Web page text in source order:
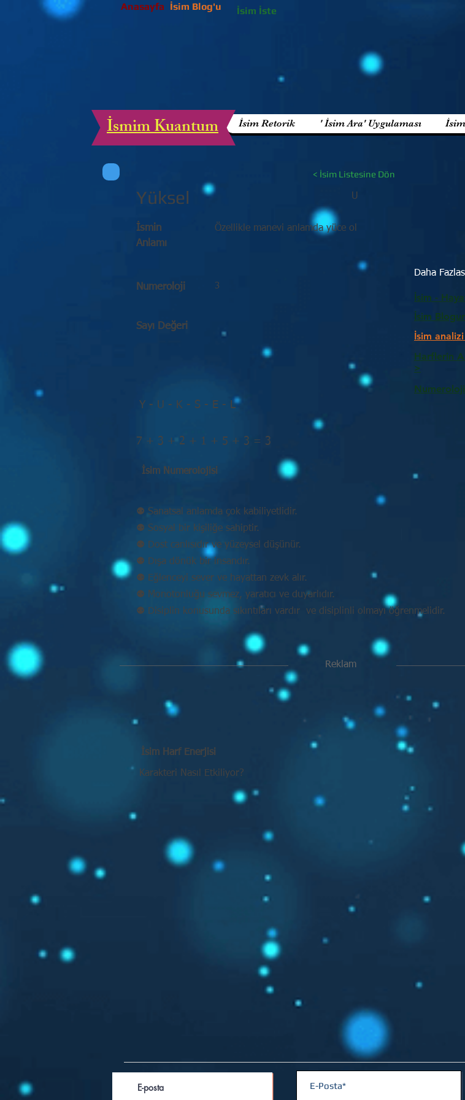
Anasayfa İsim Blog'u İsim İste
İsim Retorik ' İsim Ara' Uygulaması
İsmim Kuantum
< İsim Listesine Dön
Yüksel U
İsmin
Anlamı
Özellikle manevi anlamda yüce ol
Numeroloji 3
Sayı Değeri
Y - U - K - S - E - L
Daha
İsim -
İsim
İsim
>
7 + 3 + 2 + 1 + 5 + 3 = 3
İsim Numerolojisi
⚉ Sanatsal anlamda çok kabiliyetlidir.
⚉ Sosyal bir kişiliğe sahiptir.
⚉ Dost canlısıdır ve yüzeysel düşünür.
⚉ Dışa dönük bir insandır.
⚉ Eğlenceyi sever ve hayattan zevk alır.
⚉ Monotonluğu sevmez, yaratıcı ve duyarlıdır.
⚉ Disiplin konusunda sıkıntıları vardır ve disiplinli olmayı öğrenmelidir.
Reklam
İsim Harf Enerjisi
Karakteri Nasıl Etkiliyor?